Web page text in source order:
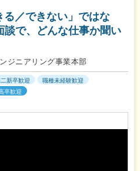
る／できない」ではな
談で、どんな仕事か聞い
ジニアリング事業本部
新卒歓迎
職種未経験歓迎
卒歓迎